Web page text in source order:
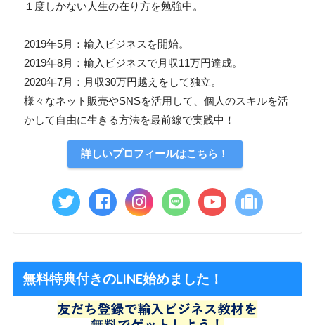
１度しかない人生の在り方を勉強中。
2019年5月：輸入ビジネスを開始。
2019年8月：輸入ビジネスで月収11万円達成。
2020年7月：月収30万円越えをして独立。
様々なネット販売やSNSを活用して、個人のスキルを活
かして自由に生きる方法を最前線で実践中！
詳しいプロフィールはこちら！
無料特典付きのLINE始めました！